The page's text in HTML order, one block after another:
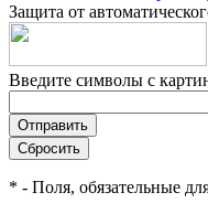
Защита от
Введите символы с
* - Поля, обязательные